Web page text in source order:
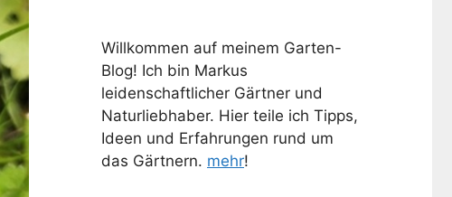
Willkommen auf meinem Garten-
Blog! Ich bin Markus
leidenschaftlicher Gärtner und
Naturliebhaber. Hier teile ich Tipps,
Ideen und Erfahrungen rund um
das Gärtnern. mehr!